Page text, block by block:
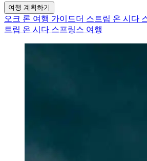
여행 계획하기
오크 론 여행 가이드더 스트립 온 시다
트립 온 시다 스프링스 여행